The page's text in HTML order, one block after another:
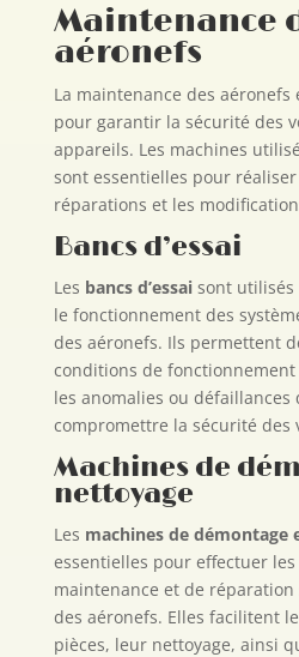
Maintenance
aéronefs
La maintenance des
pour garantir la sécurité des
appareils. Les machines
sont essentielles pour
réparations et les
Bancs d’essai
Les bancs d’essaisont utilisés
le fonctionnement des
des aéronefs. Ils permettent
conditions de
les anomalies ou
compromettre la sécurité des
Machines de
nettoyage
Les machines de démontage
essentielles pour effectuer
maintenance et de réparation
des aéronefs. Elles facilitent
pièces, leur nettoyage, ainsi